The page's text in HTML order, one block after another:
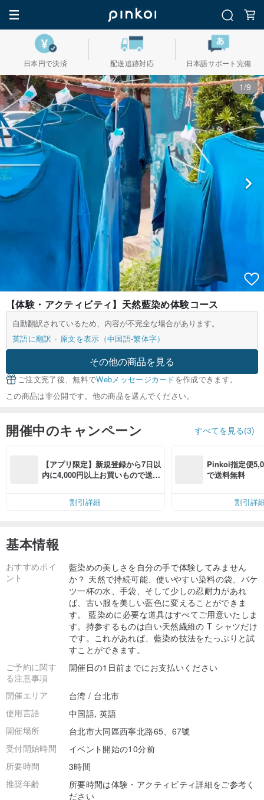
日本円で決済 配送追跡対応 日本語サポート完備
1/9
【体験・アクティビティ】天然藍染め体験コース
自動翻訳されているため、内容が不完全な場合があります。
英語に翻訳
原文を表示（中国語-繁体字）
その他の商品を見る
ご注文完了後、無料でWebメッセージカードを作成できます。
この商品は非公開です。他の商品を選んでください。
開催中のキャンペーン すべてを見る(3)
【アプリ限定】新規登録から7日以
内に4,000円以上お買いもので送料
割引詳細
Pinkoi指定便
で送料無料
割引詳
基本情報
おすすめポイ
ント
藍染めの美しさを自分の手で体験してみません
か？ 天然で持続可能、使いやすい染料の袋、バケ
ツ一杯の水、手袋、そして少しの忍耐力があれ
ば、古い服を美しい藍色に変えることができま
す。 藍染めに必要な道具はすべてご用意いたしま
す。持参するものは白い天然繊維の T シャツだけ
です。これがあれば、藍染め技法をたっぷりと試
すことができます。
ご予約に関す
る注意事項
開催日の1日前までにお支払いください
開催エリア
台湾 / 台北市
使用言語
中国語, 英語
開催場所
台北市大同區西寧北路65、67號
受付開始時間
イベント開始の10分前
所要時間
3時間
推奨年齢
所要時間は体験・アクティビティ詳細をご参考く
ださい